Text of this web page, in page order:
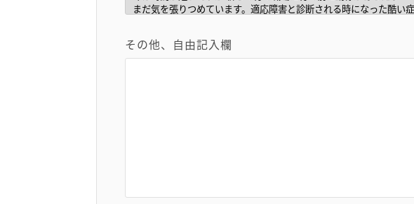
その他、自由記入欄